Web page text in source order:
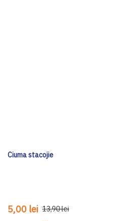
Ciuma stacojie
5,00 lei 13,90 lei